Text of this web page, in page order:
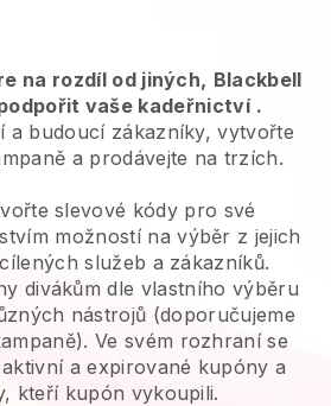
na rozdíl od jiných, Blackbell
vaše kadeřnictví .
a budoucí zákazníky, vytvořte
a prodávejte na trzích.
slevové kódy pro své
možností na výběr z jejich
služeb a zákazníků.
divákům dle vlastního výběru
nástrojů (doporučujeme
Ve svém rozhraní se
a expirované kupóny a
kteří kupón vykoupili.